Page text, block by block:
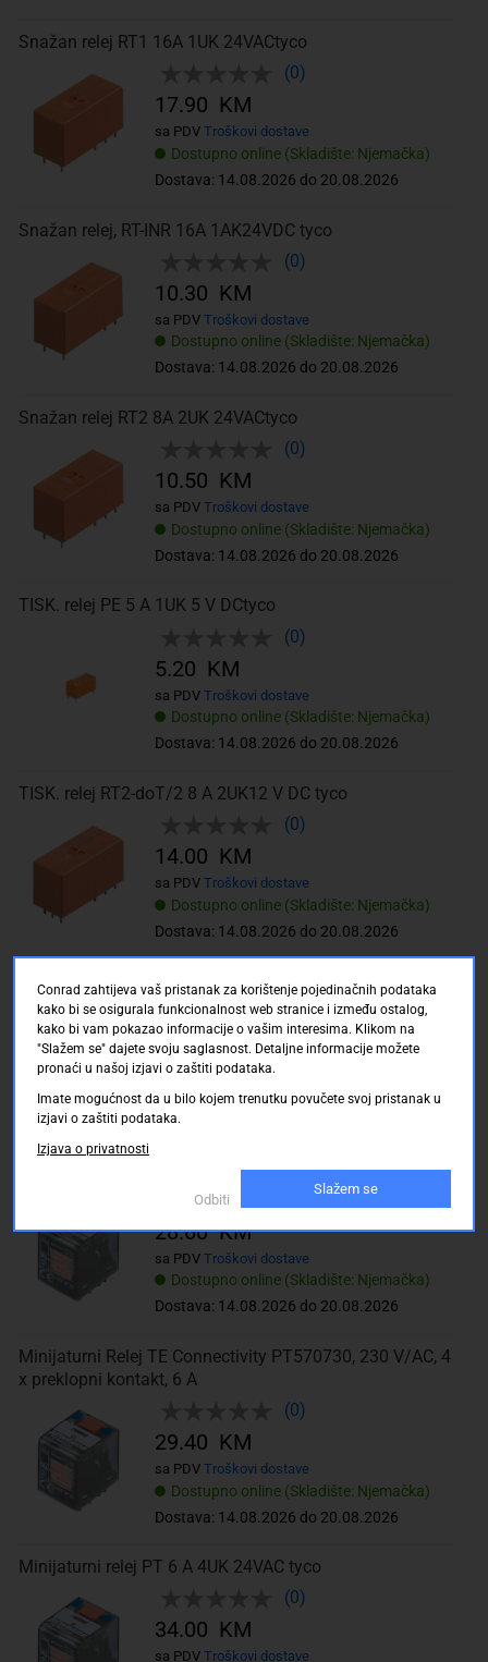
Snažan relej RT1 16A 1UK 24VACtyco
(0)
Dostupno online (Skladište: Njemačka)
Dostava: 14.08.2026 do 20.08.2026
17.90 KM
sa PDV Troškovi dostave
Snažan relej, RT-INR 16A 1AK24VDC tyco
(0)
Dostupno online (Skladište: Njemačka)
Dostava: 14.08.2026 do 20.08.2026
10.30 KM
sa PDV Troškovi dostave
Snažan relej RT2 8A 2UK 24VACtyco
(0)
Dostupno online (Skladište: Njemačka)
Dostava: 14.08.2026 do 20.08.2026
10.50 KM
sa PDV Troškovi dostave
TISK. relej PE 5 A 1UK 5 V DCtyco
(0)
Dostupno online (Skladište: Njemačka)
Dostava: 14.08.2026 do 20.08.2026
5.20 KM
sa PDV Troškovi dostave
TISK. relej RT2-doT/2 8 A 2UK12 V DC tyco
(0)
Dostupno online (Skladište: Njemačka)
Dostava: 14.08.2026 do 20.08.2026
14.00 KM
sa PDV Troškovi dostave
TISK. relej RT1-doT/2 16 A 1UK12 V DC tyco
(0)
Dostupno online (Skladište: Njemačka)
Dostava: 14.08.2026 do 20.08.2026
12.50 KM
sa PDV Troškovi dostave
Minijaturni relej PT 12 A 2UK 24VDC tyco
Dostupno online (Skladište: Njemačka)
Dostava: 14.08.2026 do 20.08.2026
28.60 KM
sa PDV Troškovi dostave
Minijaturni Relej TE Connectivity PT570730, 230 V/AC, 4
x preklopni kontakt, 6 A
(0)
Dostupno online (Skladište: Njemačka)
Dostava: 14.08.2026 do 20.08.2026
29.40 KM
sa PDV Troškovi dostave
Minijaturni relej PT 6 A 4UK 24VAC tyco
(0)
34.00 KM
sa PDV Troškovi dostave
Conrad zahtijeva vaš pristanak za korištenje pojedinačnih podataka
kako bi se osigurala funkcionalnost web stranice i između ostalog,
kako bi vam pokazao informacije o vašim interesima. Klikom na
"Slažem se" dajete svoju saglasnost. Detaljne informacije možete
pronaći u našoj izjavi o zaštiti podataka.
Imate mogućnost da u bilo kojem trenutku povučete svoj pristanak u
izjavi o zaštiti podataka.
Izjava o privatnosti
Odbiti
Slažem se